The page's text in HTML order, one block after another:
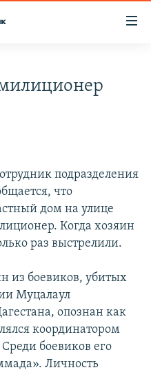
подразделения
что
дом на улице
Когда хозяин
раз выстрелили.
из боевиков, убитых
Муцалаул
опознан как
координатором
боевиков его
Личность